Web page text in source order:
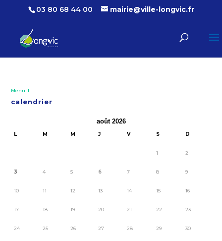
03 80 68 44 00 mairie@ville-longvic.fr
Menu-1
calendrier
août 2026
L M M J V S D
1 2
3 4 5 6 7 8 9
10 11 12 13 14 15 16
17 18 19 20 21 22 23
24 25 26 27 28 29 30